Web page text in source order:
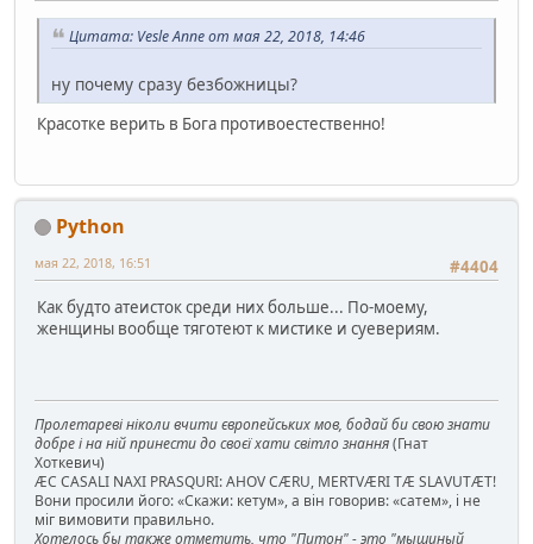
Цитата: Vesle Anne от мая 22, 2018, 14:46
ну почему сразу безбожницы?
Красотке верить в Бога противоестественно!
Python
#4404
мая 22, 2018, 16:51
Как будто атеисток среди них больше... По-моему,
женщины вообще тяготеют к мистике и суевериям.
Пролетареві ніколи вчити європейських мов, бодай би свою знати
добре і на ній принести до своєї хати світло знання(Гнат
Хоткевич)
ÆC CASALI NAXI PRASQURI: AHOV CÆRU, MERTVÆRI TÆ SLAVUTÆT!
Вони просили його: «Скажи: кетум», а він говорив: «сатем», і не
міг вимовити правильно.
Хотелось бы также отметить, что "Питон" - это "мышиный